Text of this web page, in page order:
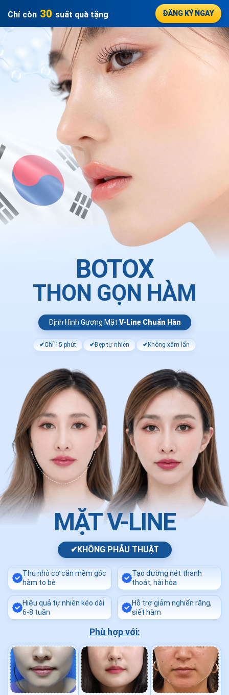
Chỉ còn 30 suất quà tặng ĐĂNG KÝ NGAY
BOTOX
THON GỌN HÀM
Định Hình Gương Mặt V-Line Chuẩn Hàn
✔Chỉ 15 phút ✔Đẹp tự nhiên ✔ Không xâm lấn
MẶT V-LINE
✔KHÔNG PHẪU THUẬT
Thu nhỏ cơ cắn mềm góc
hàm to bè
Tạo đường nét thanh
thoát, hài hòa
Hiệu quả tự nhiên kéo dài
6-8 tuần
Hỗ trợ giảm nghiến răng,
siết hàm
Phù hợp với: